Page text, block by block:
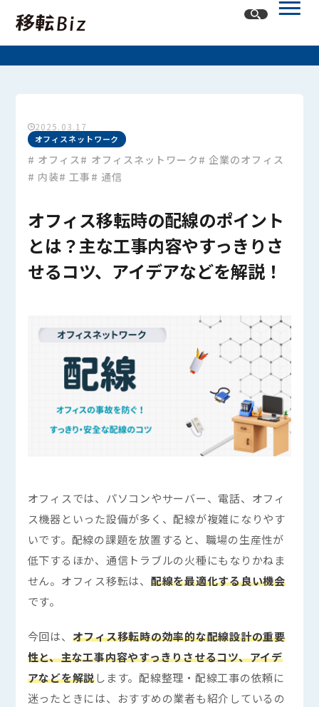
カテゴリー
オフィスネットワーク
オフィスネットワーク
2025.03.17
# オフィス# オフィスネットワーク # 企業のオフィス
# 内装# 工事 # 通信
オフィス移転時の配線のポイント
とは？主な工事内容やすっきりさ
せるコツ、アイデアなどを解説！
オフィスでは、パソコンやサーバー、電話、オフィ
ス機器といった設備が多く、配線が複雑になりやす
いです。配線の課題を放置すると、職場の生産性が
低下するほか、通信トラブルの火種にもなりかねま
せん。オフィス移転は、 配線を最適化する良い機会
です。
今回は、 オフィス移転時の効率的な配線設計の重要
性と、主な工事内容やすっきりさせるコツ、アイデ
アなどを解説します。配線整理・配線工事の依頼に
迷ったときには、おすすめの業者も紹介しているの